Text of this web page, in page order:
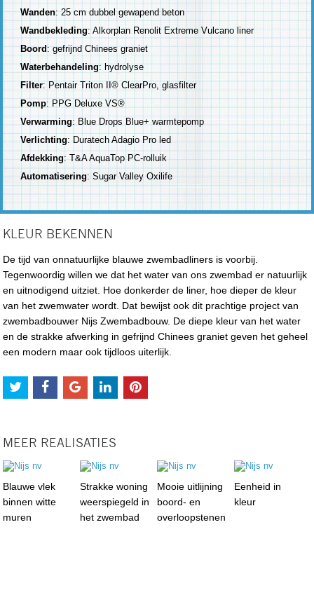
Wanden: 25 cm dubbel gewapend beton
Wandbekleding: Alkorplan Renolit Extreme Vulcano liner
Boord : gefrijnd Chinees graniet
Waterbehandeling: hydrolyse
Filter: Pentair Triton II® ClearPro, glasfilter
Pomp: PPG Deluxe VS®
Verwarming: Blue Drops Blue+ warmtepomp
Verlichting: Duratech Adagio Pro led
Afdekking: T&A AquaTop PC-rolluik
Automatisering: Sugar Valley Oxilife
KLEUR BEKENNEN
De tijd van onnatuurlijke blauwe zwembadliners is voorbij.
Tegenwoordig willen we dat het water van ons zwembad er natuurlijk
en uitnodigend uitziet. Hoe donkerder de liner, hoe dieper de kleur
van het zwemwater wordt. Dat bewijst ook dit prachtige project van
zwembadbouwer Nijs Zwembadbouw. De diepe kleur van het water
en de strakke afwerking in gefrijnd Chinees graniet geven het geheel
een modern maar ook tijdloos uiterlijk.
MEER REALISATIES
Blauwe vlek
binnen witte
muren
Strakke woning
weerspiegeld in
het zwembad
Mooie uitlijning
boord- en
overloopstenen
Eenheid in
kleur